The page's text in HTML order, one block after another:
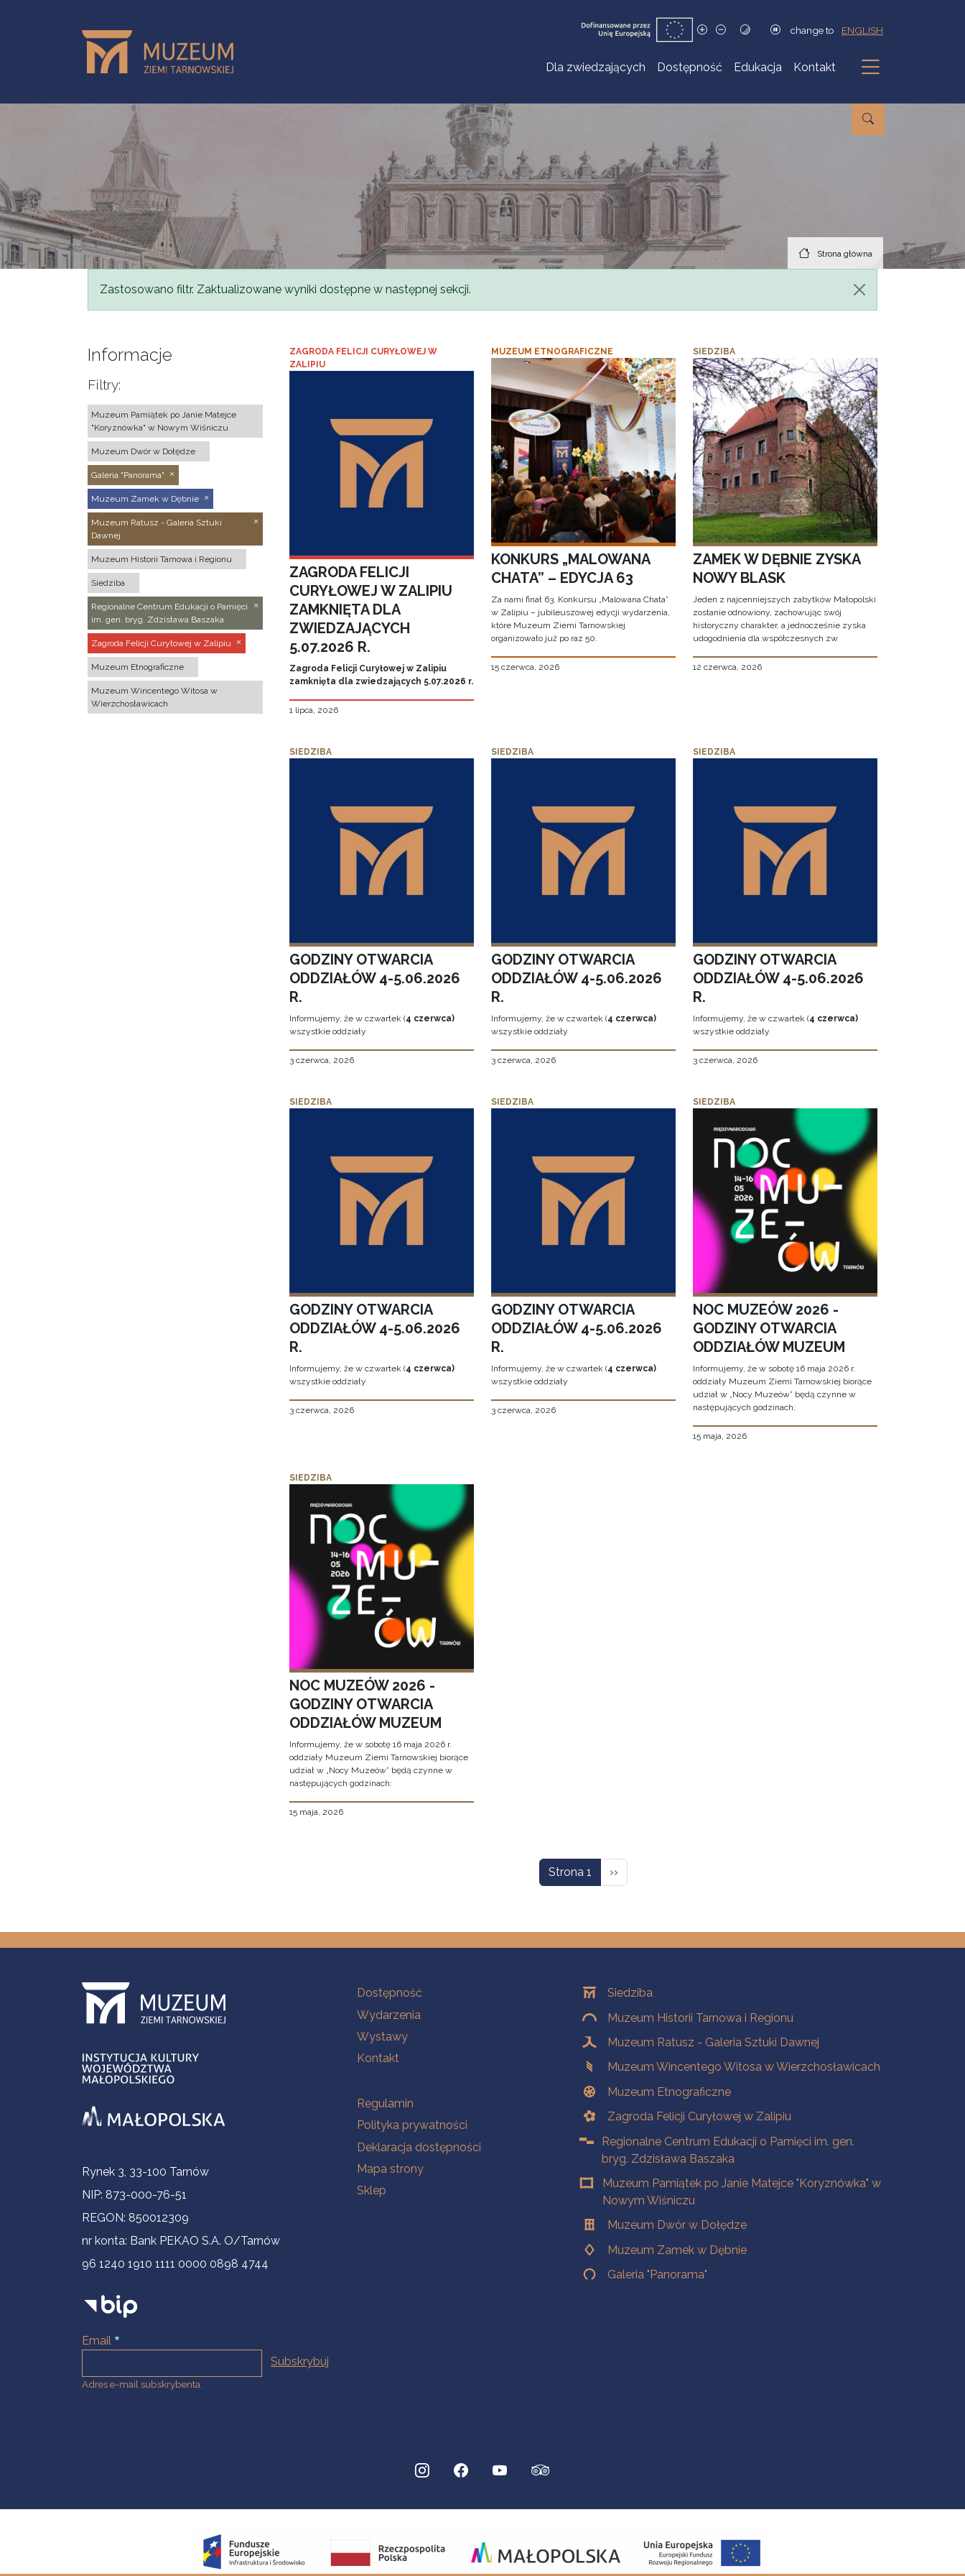
change to ENGLISH
Dla zwiedzających Dostępność Edukacja Kontakt
Podmenu
Strona główna
Komunikat
Zastosowano filtr. Zaktualizowane wyniki dostępne w następnej sekcji.
Informacje
Filtry:
Muzeum Pamiątek po Janie Matejce
"Koryznówka" w Nowym Wiśniczu
Muzeum Dwór w Dołędze
Galeria "Panorama"
Muzeum Zamek w Dębnie
Muzeum Ratusz - Galeria Sztuki
Dawnej
Muzeum Historii Tarnowa i Regionu
Siedziba
Regionalne Centrum Edukacji o Pamięci
im. gen. bryg. Zdzisława Baszaka
Zagroda Felicji Curyłowej w Zalipiu
Muzeum Etnograficzne
Muzeum Wincentego Witosa w
Wierzchosławicach
ZAGRODA FELICJI CURYŁOWEJ W
ZALIPIU
ZAGRODA FELICJI
CURYŁOWEJ W ZALIPIU
ZAMKNIĘTA DLA
ZWIEDZAJĄCYCH
5.07.2026 R.
Zagroda Felicji Curyłowej w Zalipiu
zamknięta dla zwiedzających 5.07.2026 r.
1 lipca, 2026
MUZEUM ETNOGRAFICZNE
KONKURS „MALOWANA
CHATA” – EDYCJA 63
Za nami finał 63. Konkursu „Malowana Chata”
w Zalipiu – jubileuszowej edycji wydarzenia,
które Muzeum Ziemi Tarnowskiej
organizowało już po raz 50.
15 czerwca, 2026
SIEDZIBA
ZAMEK W DĘBNIE ZYSKA
NOWY BLASK
Jeden z najcenniejszych zabytków Małopolski
zostanie odnowiony, zachowując swój
historyczny charakter, a jednocześnie zyska
udogodnienia dla współczesnych zw
12 czerwca, 2026
SIEDZIBA
GODZINY OTWARCIA
ODDZIAŁÓW 4-5.06.2026
R.
Informujemy, że w czwartek (4 czerwca)
wszystkie oddziały
3 czerwca, 2026
SIEDZIBA
GODZINY OTWARCIA
ODDZIAŁÓW 4-5.06.2026
R.
Informujemy, że w czwartek (4 czerwca)
wszystkie oddziały
3 czerwca, 2026
SIEDZIBA
GODZINY OTWARCIA
ODDZIAŁÓW 4-5.06.2026
R.
Informujemy, że w czwartek (4 czerwca)
wszystkie oddziały
3 czerwca, 2026
SIEDZIBA
GODZINY OTWARCIA
ODDZIAŁÓW 4-5.06.2026
R.
Informujemy, że w czwartek (4 czerwca)
wszystkie oddziały
3 czerwca, 2026
SIEDZIBA
GODZINY OTWARCIA
ODDZIAŁÓW 4-5.06.2026
R.
Informujemy, że w czwartek (4 czerwca)
wszystkie oddziały
3 czerwca, 2026
SIEDZIBA
NOC MUZEÓW 2026 -
GODZINY OTWARCIA
ODDZIAŁÓW MUZEUM
Informujemy, że w sobotę 16 maja 2026 r.
oddziały Muzeum Ziemi Tarnowskiej biorące
udział w „Nocy Muzeów” będą czynne w
następujących godzinach:
15 maja, 2026
SIEDZIBA
NOC MUZEÓW 2026 -
GODZINY OTWARCIA
ODDZIAŁÓW MUZEUM
Informujemy, że w sobotę 16 maja 2026 r.
oddziały Muzeum Ziemi Tarnowskiej biorące
udział w „Nocy Muzeów” będą czynne w
następujących godzinach:
15 maja, 2026
Strona 1 Następna strona
››
Informacje kontaktowe
Rynek 3, 33-100 Tarnów
NIP: 873-000-76-51
REGON: 850012309
nr konta: Bank PEKAO S.A. O/Tarnów
96 1240 1910 1111 0000 0898 4744
Email
Adres e-mail subskrybenta.
Na skróty
Dostępność
Wydarzenia
Wystawy
Kontakt
Na skróty
Regulamin
Polityka prywatności
Deklaracja dostępności
Mapa strony
Sklep
OddziałySiedziba
Muzeum Historii Tarnowa i Regionu
Muzeum Ratusz - Galeria Sztuki Dawnej
Muzeum Wincentego Witosa w Wierzchosławicach
Muzeum Etnograficzne
Zagroda Felicji Curyłowej w Zalipiu
Regionalne Centrum Edukacji o Pamięci im. gen.
bryg. Zdzisława Baszaka
Muzeum Pamiątek po Janie Matejce "Koryznówka" w
Nowym Wiśniczu
Muzeum Dwór w Dołędze
Muzeum Zamek w Dębnie
Galeria "Panorama"